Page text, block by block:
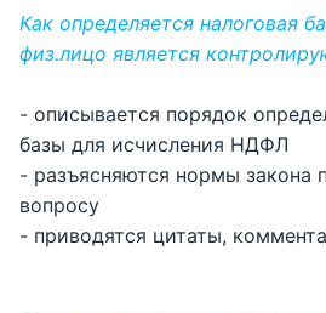
Как определяется налоговая
физ.лицо является
- описывается порядок
базы для исчисления НДФЛ
- разъясняются нормы закона
вопросу
- приводятся цитаты,